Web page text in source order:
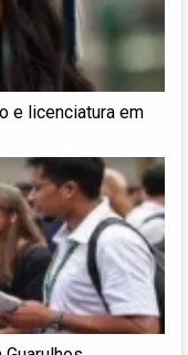
e licenciatura em